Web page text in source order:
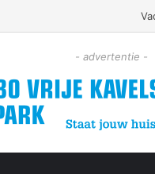
- advertentie -